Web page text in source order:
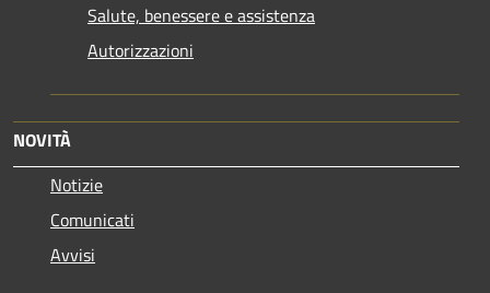
Salute, benessere e assistenza
Autorizzazioni
NOVITÀ
Notizie
Comunicati
Avvisi